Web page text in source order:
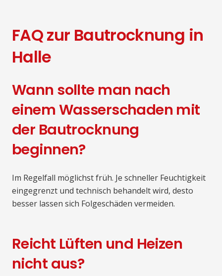
FAQ zur Bautrocknung in
Halle
Wann sollte man nach
einem Wasserschaden mit
der Bautrocknung
beginnen?
Im Regelfall möglichst früh. Je schneller Feuchtigkeit
eingegrenzt und technisch behandelt wird, desto
besser lassen sich Folgeschäden vermeiden.
Reicht Lüften und Heizen
nicht aus?